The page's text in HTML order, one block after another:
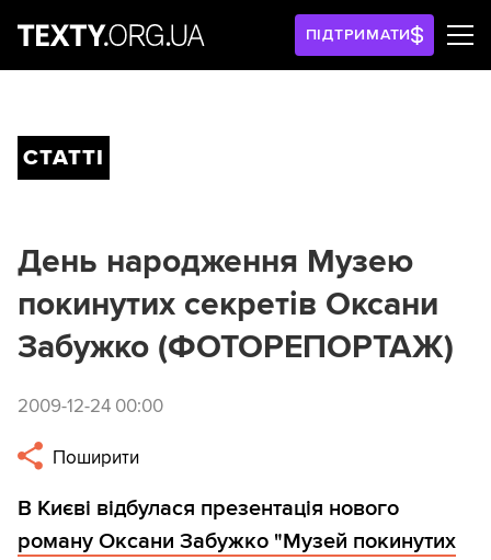
ПІДТРИМАТИ
СТАТТІ
День народження Музею
покинутих секретів Оксани
Забужко (ФОТОРЕПОРТАЖ)
2009-12-24 00:00
Поширити
В Києві відбулася презентація нового
роману Оксани Забужко "Музей покинутих